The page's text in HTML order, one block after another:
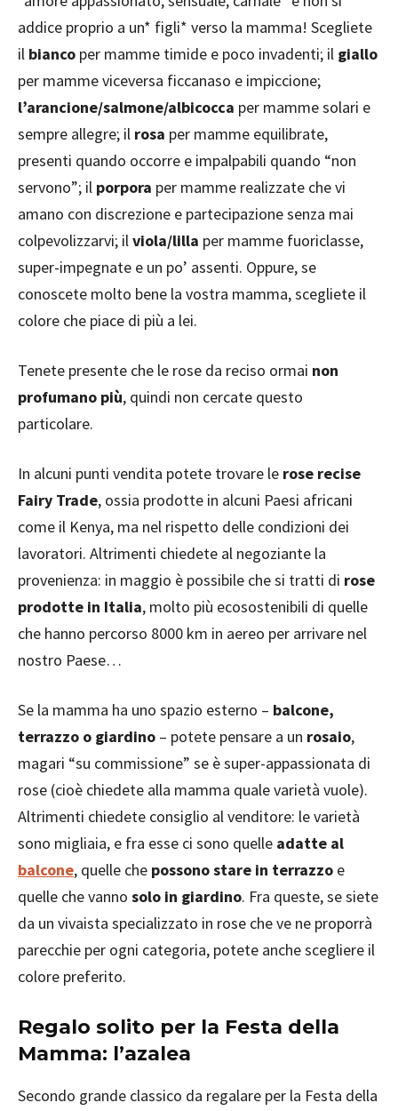
addice proprio a un* figli* verso la mamma! Scegliete
il bianco per mamme timide e poco invadenti; il giallo
per mamme viceversa ficcanaso e impiccione;
l’arancione/salmone/albicocca per mamme solari e
sempre allegre; il rosa per mamme equilibrate,
presenti quando occorre e impalpabili quando “non
servono”; il porpora per mamme realizzate che vi
amano con discrezione e partecipazione senza mai
colpevolizzarvi; ilviola/lilla per mamme fuoriclasse,
super-impegnate e un po’ assenti. Oppure, se
conoscete molto bene la vostra mamma, scegliete il
colore che piace di più a lei.
Tenete presente che le rose da reciso ormai non
profumano più, quindi non cercate questo
particolare.
In alcuni punti vendita potete trovare le rose recise
Fairy Trade, ossia prodotte in alcuni Paesi africani
come il Kenya, ma nel rispetto delle condizioni dei
lavoratori. Altrimenti chiedete al negoziante la
provenienza: in maggio è possibile che si tratti di rose
prodotte in Italia, molto più ecosostenibili di quelle
che hanno percorso 8000 km in aereo per arrivare nel
nostro Paese…
Se la mamma ha uno spazio esterno – balcone,
terrazzo o giardino – potete pensare a un rosaio,
magari “su commissione” se è super-appassionata di
rose (cioè chiedete alla mamma quale varietà vuole).
Altrimenti chiedete consiglio al venditore: le varietà
sono migliaia, e fra esse ci sono quelle adatte al
balcone, quelle che possono stare in terrazzo e
quelle che vanno solo in giardino. Fra queste, se siete
da un vivaista specializzato in rose che ve ne proporrà
parecchie per ogni categoria, potete anche scegliere il
colore preferito.
Regalo solito per la Festa della
Mamma: l’azalea
Secondo grande classico da regalare per la Festa della